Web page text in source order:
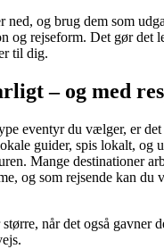
ned, og brug dem som
og rejseform. Det gør det
til dig.
– og med
eventyr du vælger, er
guider, spis lokalt, og
Mange destinationer
og som rejsende kan du
når det også gavner